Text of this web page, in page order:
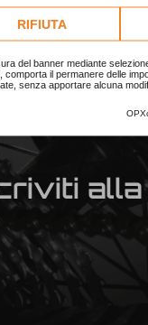
RIFIUTA
del banner mediante
comporta il permanere delle
senza apportare alcuna